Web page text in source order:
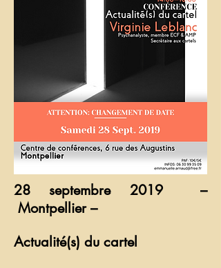
28 septembre 2019 –
Montpellier –
Actualité(s) du cartel